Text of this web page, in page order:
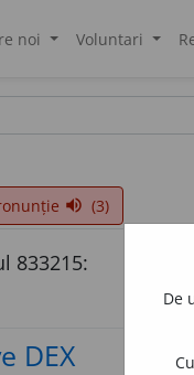
noi Voluntari
volume_up (3)
833215:
DEX
De